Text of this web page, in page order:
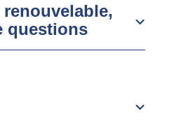
renouvelable,
questions